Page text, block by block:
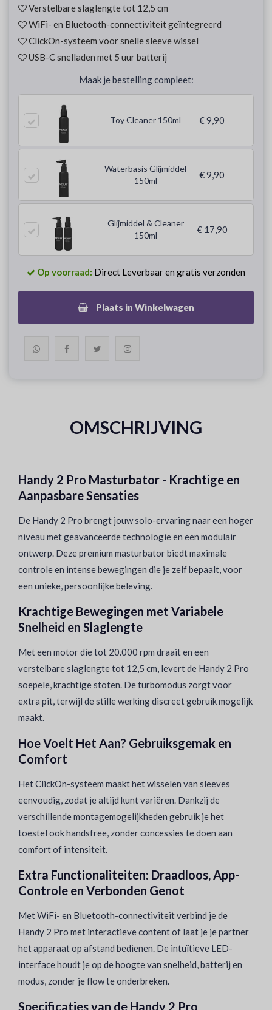
Verstelbare slaglengte tot 12,5 cm
WiFi- en Bluetooth-connectiviteit geïntegreerd
ClickOn-systeem voor snelle sleeve wissel
USB-C snelladen met 5 uur batterij
Maak je bestelling compleet:
Toy Cleaner 150ml € 9,90
Waterbasis Glijmiddel
150ml
€ 9,90
Glijmiddel & Cleaner
150ml
€ 17,90
Op voorraad: Direct Leverbaar en gratis verzonden
Plaats in Winkelwagen
OMSCHRIJVING
Handy 2 Pro Masturbator - Krachtige en
Aanpasbare Sensaties
De Handy 2 Pro brengt jouw solo-ervaring naar een hoger
niveau met geavanceerde technologie en een modulair
ontwerp. Deze premium masturbator biedt maximale
controle en intense bewegingen die je zelf bepaalt, voor
een unieke, persoonlijke beleving.
Krachtige Bewegingen met Variabele
Snelheid en Slaglengte
Met een motor die tot 20.000 rpm draait en een
verstelbare slaglengte tot 12,5 cm, levert de Handy 2 Pro
soepele, krachtige stoten. De turbomodus zorgt voor
extra pit, terwijl de stille werking discreet gebruik mogelijk
maakt.
Hoe Voelt Het Aan? Gebruiksgemak en
Comfort
Het ClickOn-systeem maakt het wisselen van sleeves
eenvoudig, zodat je altijd kunt variëren. Dankzij de
verschillende montagemogelijkheden gebruik je het
toestel ook handsfree, zonder concessies te doen aan
comfort of intensiteit.
Extra Functionaliteiten: Draadloos, App-
Controle en Verbonden Genot
Met WiFi- en Bluetooth-connectiviteit verbind je de
Handy 2 Pro met interactieve content of laat je je partner
het apparaat op afstand bedienen. De intuïtieve LED-
interface houdt je op de hoogte van snelheid, batterij en
modus, zonder je flow te onderbreken.
Specificaties van de Handy 2 Pro